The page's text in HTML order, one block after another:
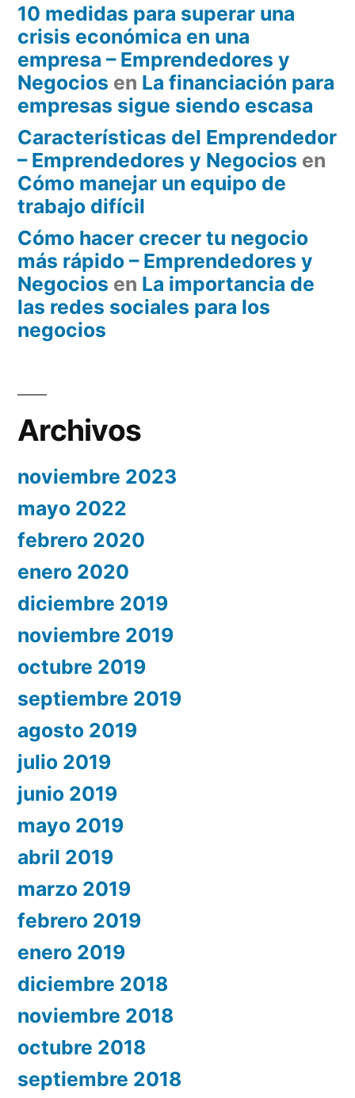
10 medidas para superar una
crisis económica en una
empresa – Emprendedores y
Negocios en La financiación para
empresas sigue siendo escasa
Características del Emprendedor
– Emprendedores y Negocios en
Cómo manejar un equipo de
trabajo difícil
Cómo hacer crecer tu negocio
más rápido – Emprendedores y
Negocios en La importancia de
las redes sociales para los
negocios
Archivos
noviembre 2023
mayo 2022
febrero 2020
enero 2020
diciembre 2019
noviembre 2019
octubre 2019
septiembre 2019
agosto 2019
julio 2019
junio 2019
mayo 2019
abril 2019
marzo 2019
febrero 2019
enero 2019
diciembre 2018
noviembre 2018
octubre 2018
septiembre 2018